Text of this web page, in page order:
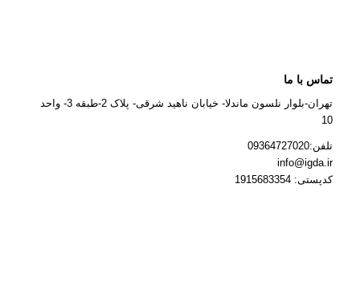
تماس با ما
تهران-بلوار نلسون ماندلا- خیابان ناهید شرقی- پلاک 2-طبقه 3- واحد
10
تلفن:09364727020
info@igda.ir
کدپستی: 1915683354